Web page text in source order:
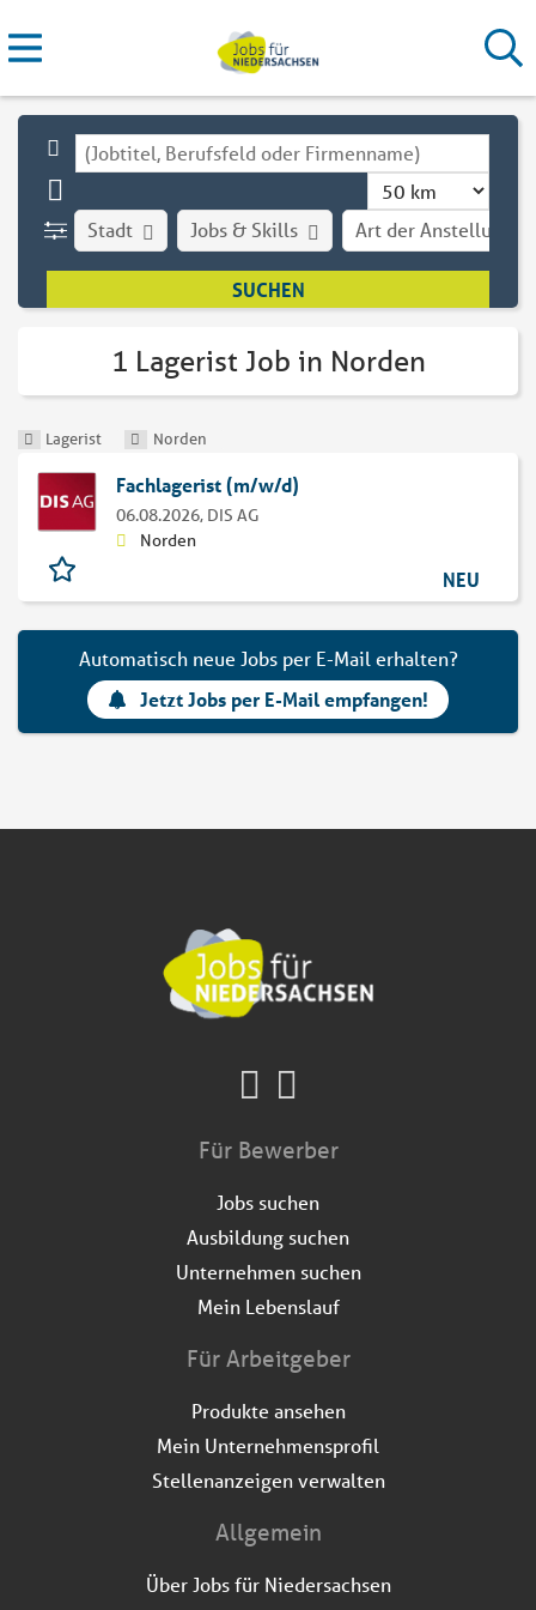
Stadt Art der Anstellung
Jobs & Skills
1 Lagerist Job in Norden
Lagerist Norden
Fachlagerist (m/w/d)
06.08.2026, DIS AG
Norden
NEU
Automatisch neue Jobs per E-Mail erhalten?
Jetzt Jobs per E-Mail empfangen!
Für Bewerber
Jobs suchen
Ausbildung suchen
Unternehmen suchen
Mein Lebenslauf
Für Arbeitgeber
Produkte ansehen
Mein Unternehmensprofil
Stellenanzeigen verwalten
Allgemein
Über Jobs für Niedersachsen